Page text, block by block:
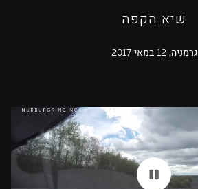
שיא הקפה
גרמניה, 12 במאי 2017